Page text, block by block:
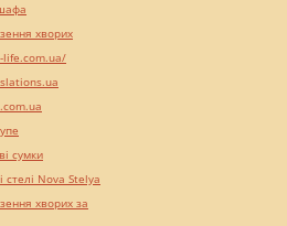
хворих
life.com.ua/
сумки
стелі Nova Stelya
хворих за